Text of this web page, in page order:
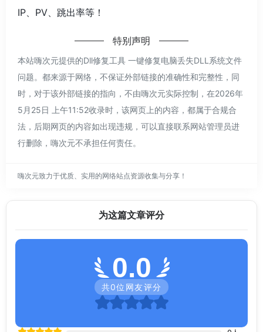
IP、PV、跳出率等！
特别声明
本站嗨次元提供的Dll修复工具 一键修复电脑丢失DLL系统文件
问题。都来源于网络，不保证外部链接的准确性和完整性，同
时，对于该外部链接的指向，不由嗨次元实际控制，在2026年
5月25日 上午11:52收录时，该网页上的内容，都属于合规合
法，后期网页的内容如出现违规，可以直接联系网站管理员进
行删除，嗨次元不承担任何责任。
嗨次元致力于优质、实用的网络站点资源收集与分享！
为这篇文章评分
0.0
共0位网友评分